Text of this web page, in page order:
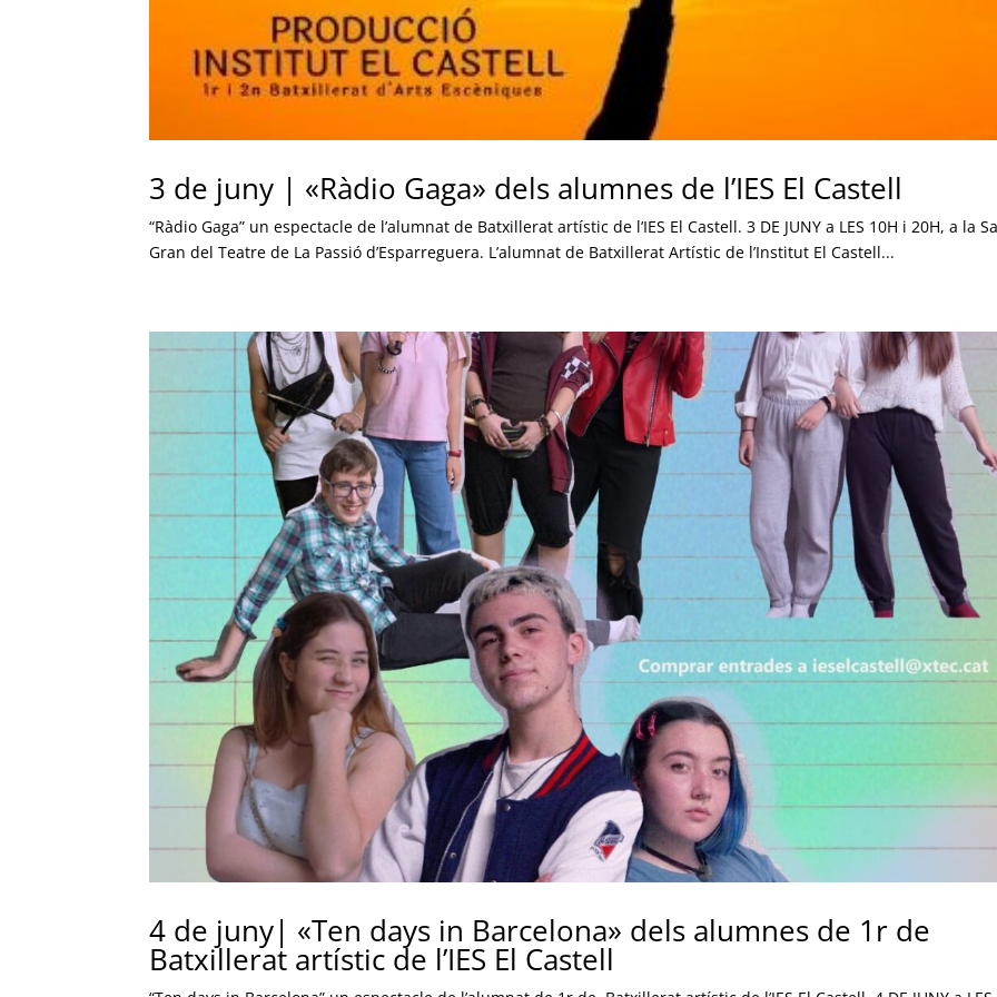
3 de juny | «Ràdio Gaga» dels alumnes de l’IES El Castell
“Ràdio Gaga” un espectacle de l’alumnat de Batxillerat artístic de l’IES El Castell. 3 DE JUNY a LES 10H i 20H, a la
Gran del Teatre de La Passió d’Esparreguera. L’alumnat de Batxillerat Artístic de l’Institut El Castell...
4 de juny| «Ten days in Barcelona» dels alumnes de 1r de
Batxillerat artístic de l’IES El Castell